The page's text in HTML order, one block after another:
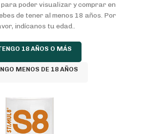
poder visualizar y comprar en
de tener al menos 18 años. Por
indícanos tu edad..
18 AÑOS O MÁS
MENOS DE 18 AÑOS